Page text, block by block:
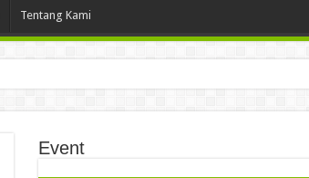
Tentang Kami
Event